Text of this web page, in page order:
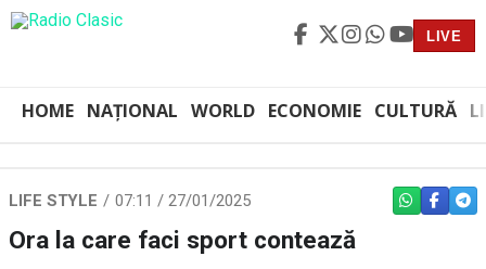
LIVE
HOME NAȚIONAL WORLD ECONOMIE CULTURĂ
LIFE STYLE 07:11 / 27/01/2025 WHATSAPP
Ora la care faci sport contează